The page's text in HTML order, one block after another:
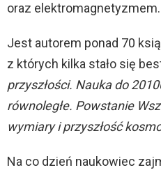
oraz elektromagnetyzmem.
Jest autorem ponad 70
z których kilka stało się
przyszłości. Nauka do
równoległe. Powstanie
wymiary i przyszłość
Na co dzień naukowiec